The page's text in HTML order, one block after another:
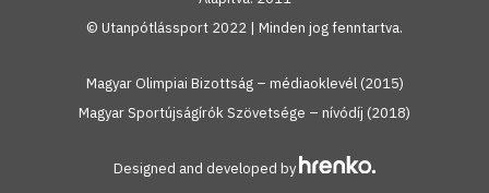
© Utanpótlássport 2022 | Minden jog fenntartva.
Magyar Olimpiai Bizottság – médiaoklevél (2015)
Magyar Sportújságírók Szövetsége – nívódíj (2018)
Designed and developed by